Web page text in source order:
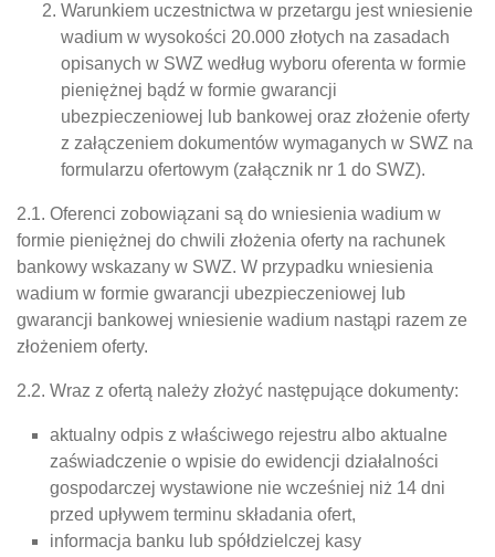
Warunkiem uczestnictwa w przetargu jest wniesienie
wadium w wysokości 20.000 złotych na zasadach
opisanych w SWZ według wyboru oferenta w formie
pieniężnej bądź w formie gwarancji
ubezpieczeniowej lub bankowej oraz złożenie oferty
z załączeniem dokumentów wymaganych w SWZ na
formularzu ofertowym (załącznik nr 1 do SWZ).
2.1. Oferenci zobowiązani są do wniesienia wadium w
formie pieniężnej do chwili złożenia oferty na rachunek
bankowy wskazany w SWZ. W przypadku wniesienia
wadium w formie gwarancji ubezpieczeniowej lub
gwarancji bankowej wniesienie wadium nastąpi razem ze
złożeniem oferty.
2.2. Wraz z ofertą należy złożyć następujące dokumenty:
aktualny odpis z właściwego rejestru albo aktualne
zaświadczenie o wpisie do ewidencji działalności
gospodarczej wystawione nie wcześniej niż 14 dni
przed upływem terminu składania ofert,
informacja banku lub spółdzielczej kasy